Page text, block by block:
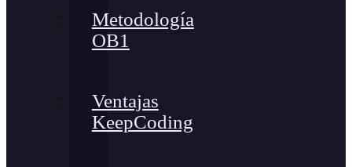
Metodología
OB1
Ventajas
KeepCoding